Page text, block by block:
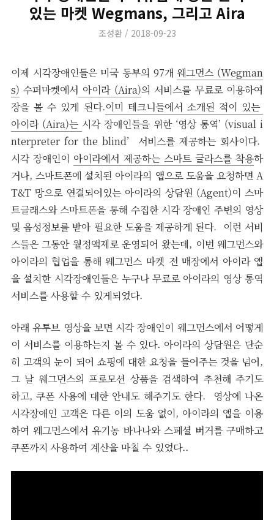
있는 마켓 Wegmans, 그리고 Aira
Author
조성환
Posted
2018-09-23
이제 시각장애인들은 미국 동부의 97개 웨그먼스 (Wegman
s) 수퍼마켓에서 아이라 (Aira)의 서비스를 무료로 이용하여
장을 볼 수 있게 된다.이미 테크니들에서 소개된 적이 있는
아이라 (Aira)는 시각 장애인들을 위한 ‘영상 통역’ (visual i
nterpreter for the blind’ 서비스를 제공하는 회사이다.
시각 장애인이 아이라에서 제공하는 스마트 글라스를 착용하
거나, 스마트폰에 설치된 아이라의 앱으로 도움을 요청하면 A
T&T 망으로 연결되어있는 아이라의 상담원 (Agent)이 스마
트글래스와 스마트폰을 통해 수집한 시각 장애인 주변의 영상
및 음성정보를 받아 필요한 도움을 제공하게 된다. 이런 서비
스들은 그동안 월정액제로 운영되어 왔는데, 이번 웨그먼스와
아이라의 협업을 통해 웨그먼스 마켓 전 매장에서 아이라 앱
을 설치한 시각장애인들은 누구나 무료로 아이라의 영상 통역
서비스를 사용할 수 있게되었다.
아래 유투브 영상을 보면 시각 장애인이 웨그먼스에서 어떻게
이 서비스를 이용하는지 볼 수 있다. 아이라의 상담원은 단순
히 고객의 눈이 되어 쇼핑에 대한 요청을 들어주는 것을 넘어,
그 날 웨그먼스의 프로모션 상품을 검색하여 추천해 주기도
하고, 쿠폰 사용에 대한 안내도 해주기도 한다. 영상에 나온
시각장애인 고객은 다른 이의 도움 없이, 아이라의 앱을 이용
하여 웨그먼스에서 유기농 바나나와 스페셜 버거를 구매하고
쿠폰까지 사용하여 계산을 마칠 수 있었다..